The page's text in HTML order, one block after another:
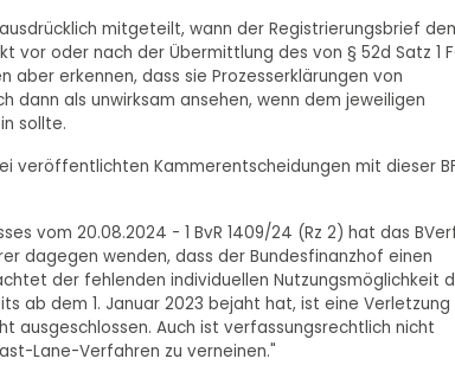
mitgeteilt, wann der Registrierungsbrief
oder nach der Übermittlung des von § 52d Satz 1
aber erkennen, dass sie Prozesserklärungen von
dann als unwirksam ansehen, wenn dem jeweiligen
sollte.
veröffentlichten Kammerentscheidungen mit dieser
vom 20.08.2024 - 1 BvR 1409/24 (Rz 2) hat das
dagegen wenden, dass der Bundesfinanzhof einen
der fehlenden individuellen Nutzungsmöglichkeit
ab dem 1. Januar 2023 bejaht hat, ist eine Verletzung
ausgeschlossen. Auch ist verfassungsrechtlich nicht
Lane-Verfahren zu verneinen."